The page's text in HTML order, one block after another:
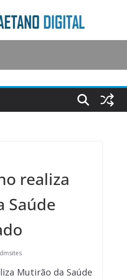
realiza
Saúde